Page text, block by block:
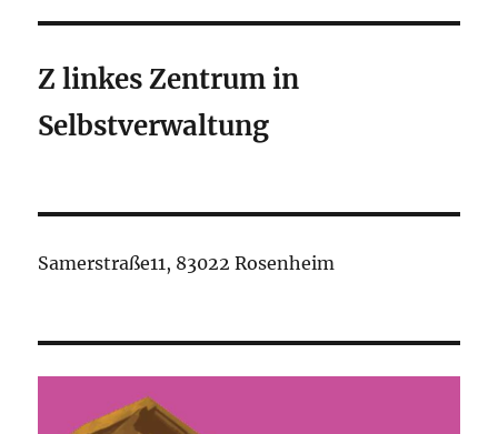
Siedlungsbeweg
Z linkes Zentrum in
Selbstverwaltung
Samerstraße11, 83022 Rosenheim